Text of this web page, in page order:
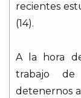
recientes
(14).
A la hora
trabajo de
detenernos